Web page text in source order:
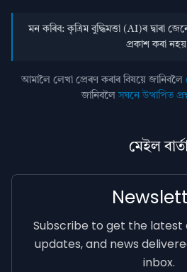
মন কৰিব: কৃত্ৰিম বুদ্ধিমত্তা (AI)ৰ দ্বাৰা
প্ৰকাশ কৰা
আমালৈ লেখা প্ৰেৰণ কৰাৰ বিষয়ে জানিবলৈ
জানিবলৈসঘনে উত্থাপিত
মেইল বাৰ্তা
Subscribe to get the
updates, and news
inbox.